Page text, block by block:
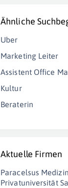
Ähnliche
Uber
Marketing Leiter
Assistent Office
Kultur
Beraterin
Aktuelle Firmen
Paracelsus
Privatuniversität